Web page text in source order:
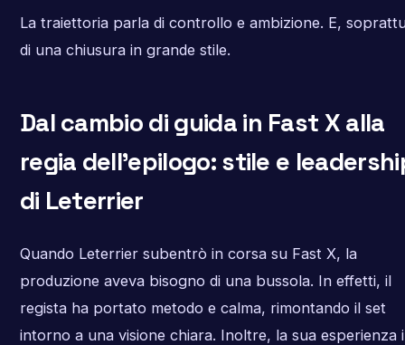
La traiettoria parla di controllo e ambizione. E,
di una chiusura in grande stile.
Dal cambio di guida in Fast X alla
regia dell’epilogo: stile e
di Leterrier
Quando Leterrier subentrò in corsa su Fast X, la
produzione aveva bisogno di una bussola. In effetti, il
regista ha portato metodo e calma, rimontando il set
intorno a una visione chiara. Inoltre, la sua esperienza